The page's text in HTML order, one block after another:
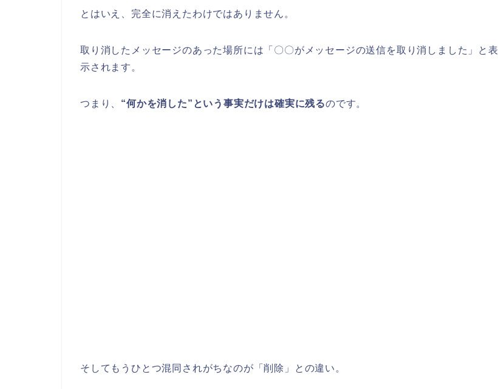
とはいえ、完全に消えたわけではありません。
取り消したメッセージのあった場所には「〇〇がメッセージの送信を取り消しました」と表
示されます。
つまり、 “何かを消した”という事実だけは確実に残るのです。
そしてもうひとつ混同されがちなのが「削除」との違い。